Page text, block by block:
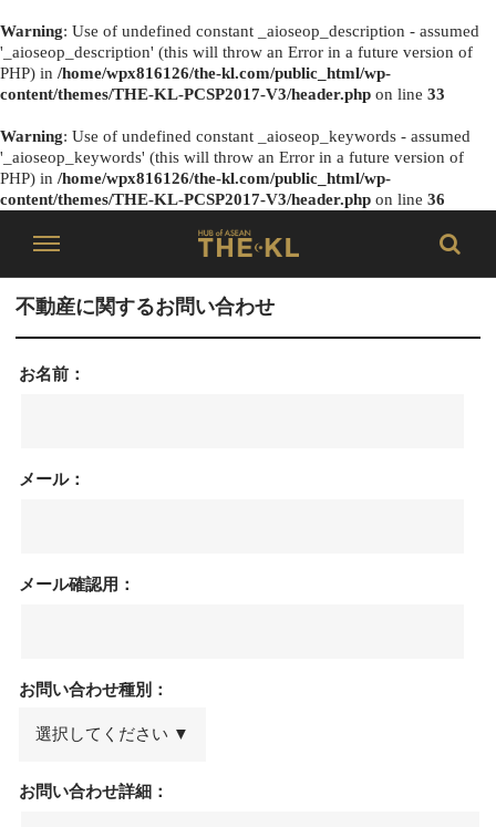
Warning: Use of undefined constant _aioseop_description - assumed
'_aioseop_description' (this will throw an Error in a future version of
PHP) in /home/wpx816126/the-kl.com/public_html/wp-
content/themes/THE-KL-PCSP2017-V3/header.php on line 33
Warning: Use of undefined constant _aioseop_keywords - assumed
'_aioseop_keywords' (this will throw an Error in a future version of
PHP) in /home/wpx816126/the-kl.com/public_html/wp-
content/themes/THE-KL-PCSP2017-V3/header.php on line 36
不動産に関するお問い合わせ
お名前：
メール：
メール確認用：
お問い合わせ種別：
お問い合わせ詳細：